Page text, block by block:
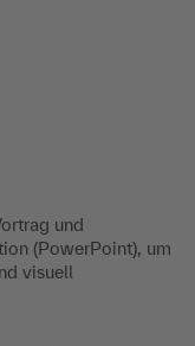
und
(PowerPoint), um
visuell